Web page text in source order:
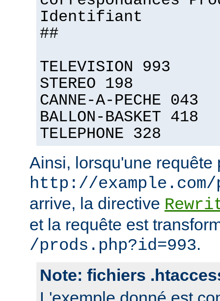
Identifiant
##
TELEVISION 993
STEREO 198
CANNE-A-PECHE 043
BALLON-BASKET 418
TELEPHONE 328
Ainsi, lorsqu'une requête
http://example.com/
arrive, la directive
et la requête est
/prods.php?id=993.
Note: fichiers